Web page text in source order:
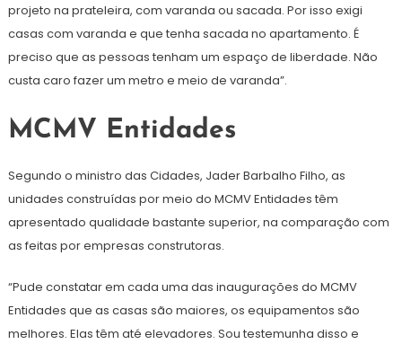
projeto na prateleira, com varanda ou sacada. Por isso exigi
casas com varanda e que tenha sacada no apartamento. É
preciso que as pessoas tenham um espaço de liberdade. Não
custa caro fazer um metro e meio de varanda”.
MCMV Entidades
Segundo o ministro das Cidades, Jader Barbalho Filho, as
unidades construídas por meio do MCMV Entidades têm
apresentado qualidade bastante superior, na comparação com
as feitas por empresas construtoras.
“Pude constatar em cada uma das inaugurações do MCMV
Entidades que as casas são maiores, os equipamentos são
melhores. Elas têm até elevadores. Sou testemunha disso e